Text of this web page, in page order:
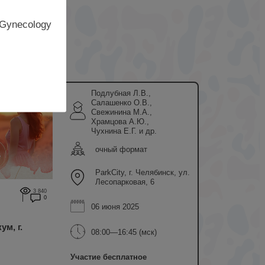
3 840
0
г.
Подлубная Л.В.,
Салашенко О.В.,
Свежинина М.А.,
Храмцова А.Ю.,
Чухнина Е.Г. и др.
очный формат
ParkCity, г. Челябинск, ул.
Лесопарковая, 6
06 июня 2025
08:00—16:45 (мск)
Участие бесплатное